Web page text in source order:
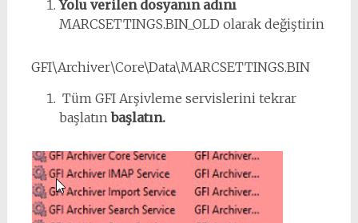
Yolu verilen dosyanın adını
MARCSETTINGS.BIN_OLD olarak değiştirin
GFI\Archiver\Core\Data\MARCSETTINGS.BIN
Tüm GFI Arşivleme servislerini tekrar
başlatınbaşlatın.